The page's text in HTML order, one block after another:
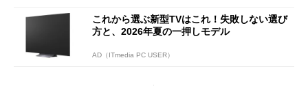
これから選ぶ新型TVはこれ！失敗しない選び
方と、2026年夏の一押しモデル
AD（ITmedia PC USER）